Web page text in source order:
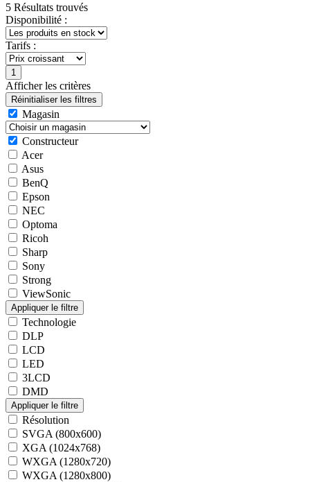
5 Résultats trouvés
Disponibilité :
Tarifs :
Afficher les critères
Magasin
Constructeur
Acer
Asus
BenQ
Epson
NEC
Optoma
Ricoh
Sharp
Sony
Strong
ViewSonic
Technologie
DLP
LCD
LED
3LCD
DMD
Résolution
SVGA (800x600)
XGA (1024x768)
WXGA (1280x720)
WXGA (1280x800)